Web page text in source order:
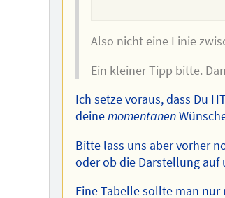
Also nicht eine Linie
Ein kleiner Tipp bitte.
Ich setze voraus, dass Du
deinemomentanen
Bitte lass uns aber vorher
oder ob die Darstellung auf
Eine Tabelle sollte man